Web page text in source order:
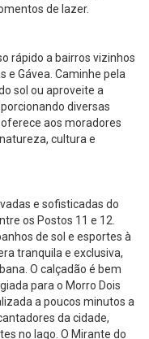
de lazer.
rápido a bairros vizinhos
e Gávea. Caminhe pela
sol ou aproveite a
diversas
aos moradores
cultura e
e sofisticadas do
os Postos 11 e 12.
de sol e esportes à
tranquila e exclusiva,
O calçadão é bem
para o Morro Dois
a poucos minutos a
da cidade,
no lago. O Mirante do